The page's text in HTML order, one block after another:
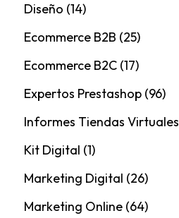
Diseño (14)
Ecommerce B2B (25)
Ecommerce B2C(17)
Expertos Prestashop(96)
Informes Tiendas Virtuales
Kit Digital (1)
Marketing Digital (26)
Marketing Online(64)